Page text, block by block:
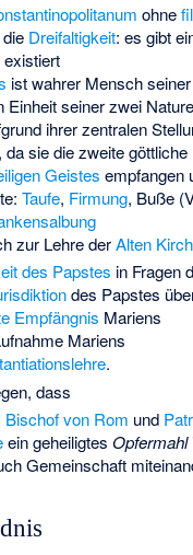
ohne
Dreifaltigkeit: es gibt
existiert
ist wahrer Mensch
Einheit seiner zwei
ihrer zentralen
sie die zweite
Geistes empfangen
Taufe, Firmung, Buße
zur Lehre derAlten
des Papstes in Fragen
des Papstes
Empfängnis Mariens
Mariens
.
dass
Bischof von Rom und
ein geheiligtes Opfermahl
Gemeinschaft